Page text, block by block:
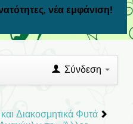
νέα εμφάνιση!
Σύνδεση
Διακοσμητικά Φυτά